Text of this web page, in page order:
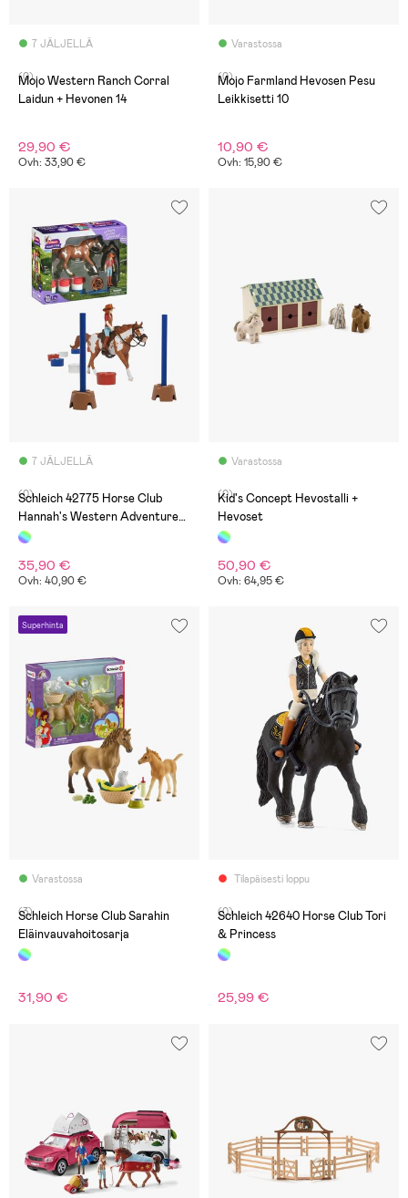
7 JÄLJELLÄ
(0)
Mojo Western Ranch Corral
Laidun + Hevonen 14
29,90 €
Ovh: 33,90 €
Varastossa
(0)
Mojo Farmland Hevosen Pesu
Leikkisetti 10
10,90 €
Ovh: 15,90 €
7 JÄLJELLÄ
(0)
Schleich 42775 Horse Club
Hannah's Western Adventures
Leikkisetti
35,90 €
Ovh: 40,90 €
Varastossa
(0)
Kid's Concept Hevostalli +
Hevoset
50,90 €
Ovh: 64,95 €
Superhinta
Varastossa
(3)
Schleich Horse Club Sarahin
Eläinvauvahoitosarja
31,90 €
Tilapäisesti loppu
(0)
Schleich 42640 Horse Club Tori
& Princess
25,99 €